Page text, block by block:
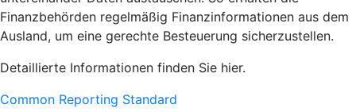
Finanzbehörden regelmäßig Finanzinformationen aus dem
Ausland, um eine gerechte Besteuerung sicherzustellen.
Detaillierte Informationen finden Sie hier.
Common Reporting Standard